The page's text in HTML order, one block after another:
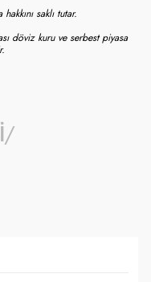
saklı tutar.
döviz kuru ve serbest piyasa